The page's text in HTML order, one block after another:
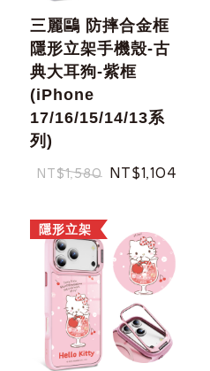
三麗鷗 防摔合金框
隱形立架手機殼-古
典大耳狗-紫框
(iPhone
17/16/15/14/13系
列)
NT$1,580 NT$1,104
隱形立架